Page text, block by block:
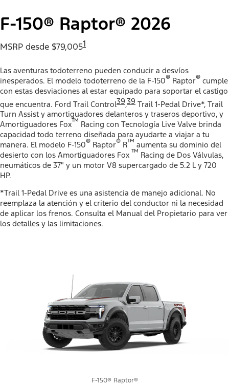
F-150® Raptor® 2026
MSRP desde $79,0051
Las aventuras todoterreno pueden conducir a desvíos
inesperados. El modelo todoterreno de la F-150® Raptor® cumple
con estas desviaciones al estar equipado para soportar el castigo
que encuentra.​​​​​​​ Ford Trail Control39,39 Trail 1-Pedal Drive*, Trail
Turn Assist y amortiguadores delanteros y traseros deportivo, y
Amortiguadores Fox™ Racing con Tecnología Live​​​​​​​ Valve brinda
capacidad todo terreno diseñada para ayudarte a viajar a tu
manera.​​​​​​​ El modelo F-150® Raptor® R™ aumenta su dominio del
desierto con los Amortiguadores Fox ™ Racing de Dos Válvulas,
neumáticos de 37" y un motor V8 supercargado de 5.2 L y 720
HP.
*Trail 1-Pedal Drive es una asistencia de manejo adicional. No
reemplaza la atención y el criterio del conductor ni la necesidad
de aplicar los frenos. Consulta el Manual del Propietario para ver
los detalles y las limitaciones.
F-150® Raptor®